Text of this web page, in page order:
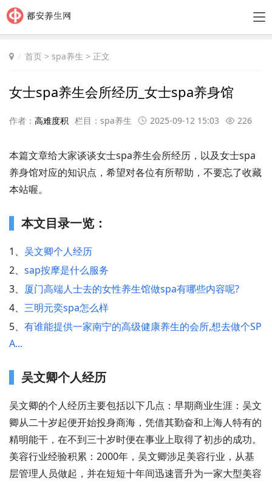
首页 > spa养生 > 正文
女士spa养生会所经历_女士spa养身馆
作者： 高难度积 栏目： spa养生 2025-09-12 15:03 226
本篇文章给大家谈谈女士spa养生会所经历，以及女士spa
养身馆对应的知识点，希望对各位有所帮助，不要忘了收藏
本站喔。
本文目录一览：
1、 吴文卿个人经历
2、 sap按摩是什么服务
3、 厦门高端人士去的女性养生馆做spa有哪些内容呢?
4、 三明元奕spa怎么样
5、 有谁能提供一家南宁的高级健康养生的会所,想去做个SP
A...
吴文卿个人经历
吴文卿的个人经历主要包括以下几点：早期商业生涯：吴文
卿从二十岁起便开始投身商海，凭借其勤奋和上海人特有的
精明能干，在不到三十岁时便在事业上取得了初步的成功。
美容行业经验积累：2000年，吴文卿涉足美容行业，从基
层管理人员做起，并在短短十年间迅速晋升为一家大型美容